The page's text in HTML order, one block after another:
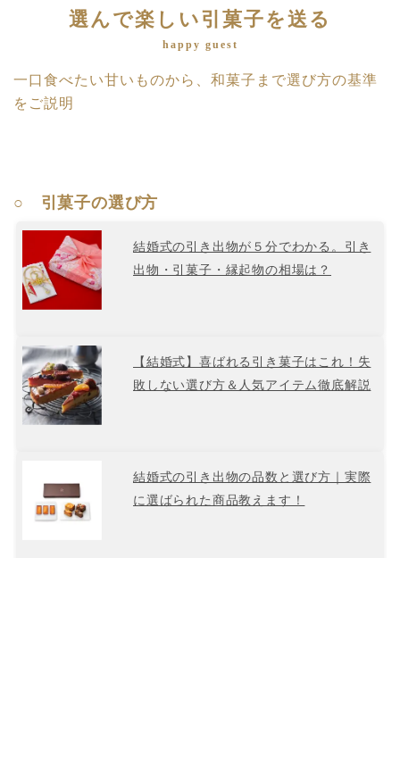
選んで楽しい引菓子を送る
happy guest
一口食べたい甘いものから、和菓子まで選び方の基準
をご説明
○ 引菓子の選び方
結婚式の引き出物が５分でわかる。引き
出物・引菓子・縁起物の相場は？
【結婚式】喜ばれる引き菓子はこれ！失
敗しない選び方＆人気アイテム徹底解説
結婚式の引き出物の品数と選び方｜実際
に選ばられた商品教えます！